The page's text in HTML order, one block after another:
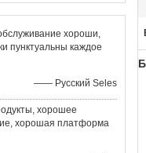
хороши,
пунктуальны каждое
—— Русский Seles
хорошее
хорошая платформа